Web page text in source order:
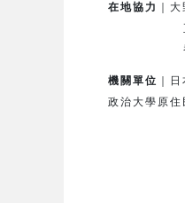
在地協力
機關單位 ｜
政治大學原